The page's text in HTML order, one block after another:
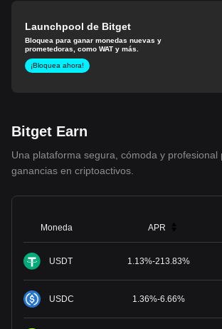
Launchpool de Bitget
Bloquea para ganar monedas nuevas y
prometedoras, como WAT y más.
¡Bloquea ahora!
Bitget Earn
Una plataforma segura, cómoda y profesional
ganancias en criptoactivos.
Moneda APR
USDT 1.13%-213.83%
USDC 1.36%-6.66%